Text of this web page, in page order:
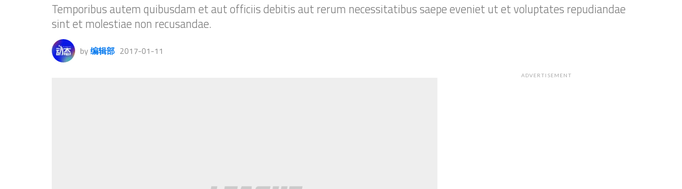
Temporibus autem quibusdam et aut officiis debitis aut rerum necessitatibus saepe eveniet ut et voluptates repudiandae
sint et molestiae non recusandae.
by 编辑部 2017-01-11
ADVERTISEMENT